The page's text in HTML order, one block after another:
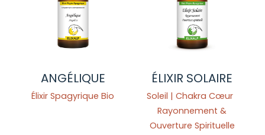
ANGÉLIQUE
Élixir Spagyrique Bio
ÉLIXIR SOLAIRE
Soleil | Chakra Cœur
Rayonnement &
Ouverture Spirituelle